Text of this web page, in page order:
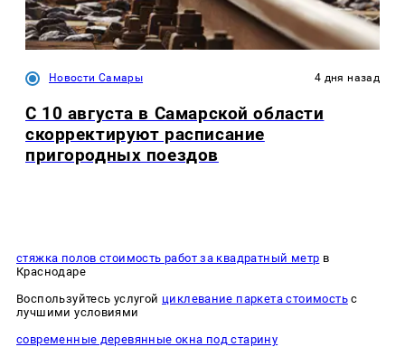
Новости Самары 4 дня назад
С 10 августа в Самарской области
скорректируют расписание
пригородных поездов
стяжка полов стоимость работ за квадратный метр в
Краснодаре
Воспользуйтесь услугой циклевание паркета стоимостьс
лучшими условиями
современные деревянные окна под старину